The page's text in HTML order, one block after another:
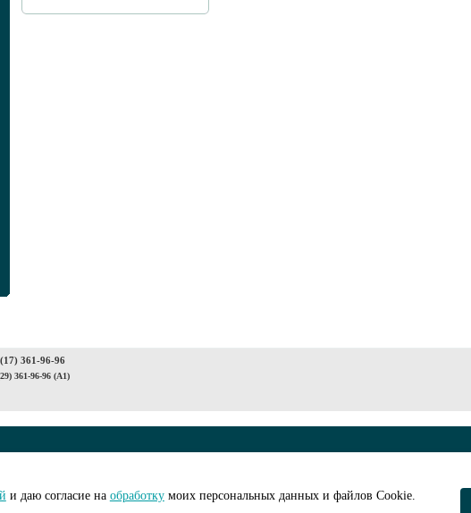
361-96-96
361-96-96 (A1)
Создание сайта -
и даю согласие на обработкумоих персональных данных и файлов Cookie.